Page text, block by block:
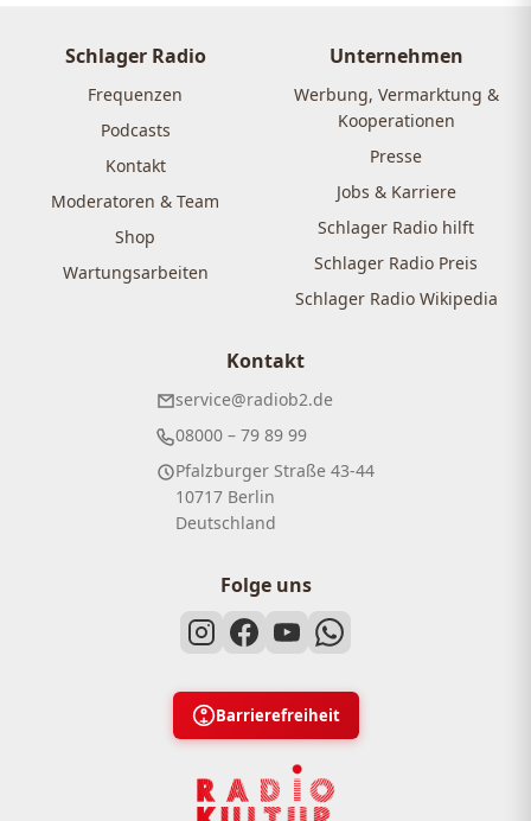
Schlager Radio
Frequenzen
Podcasts
Kontakt
Moderatoren & Team
Shop
Wartungsarbeiten
Unternehmen
Werbung, Vermarktung &
Kooperationen
Presse
Jobs & Karriere
Schlager Radio hilft
Schlager Radio Preis
Schlager Radio Wikipedia
Kontakt
service@radiob2.de
08000 – 79 89 99
Pfalzburger Straße 43-44
10717 Berlin
Deutschland
Folge uns
Barrierefreiheit